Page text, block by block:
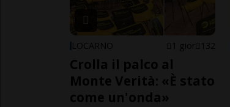
LOCARNO 1 gior 132
Crolla il palco al
Monte Verità: «È stato
come un'onda»